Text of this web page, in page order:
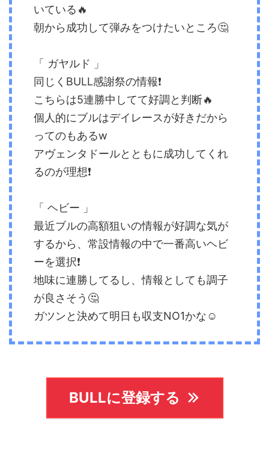
いている🔥
朝から成功して弾みをつけたいところ🤔
「 ガヤルド 」
同じくBULL感謝祭の情報❗️
こちらは5連勝中してて好調と判断🔥
個人的にブルはデイレースが好きだから
ってのもあるw
アヴェンタドールとともに成功してくれ
るのが理想❗️
「 ヘビー 」
最近ブルの高額狙いの情報が好調な気が
するから、常設情報の中で一番高いヘビ
ーを選択❗️
地味に連勝してるし、情報としても調子
が良さそう🤔
ガツンと決めて明日も収支NO1かな☺️
BULLに登録する